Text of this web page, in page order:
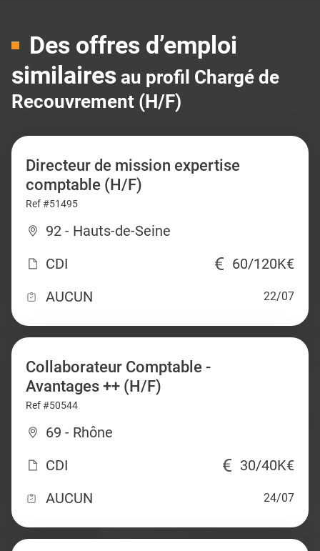
Des offres d’emploi
similaires au profil Chargé de
Recouvrement (H/F)
Directeur de mission expertise
comptable (H/F)
Ref #51495
92 - Hauts-de-Seine
CDI
60/120K€
AUCUN
22/07
Collaborateur Comptable -
Avantages ++ (H/F)
Ref #50544
69 - Rhône
CDI
30/40K€
AUCUN
24/07